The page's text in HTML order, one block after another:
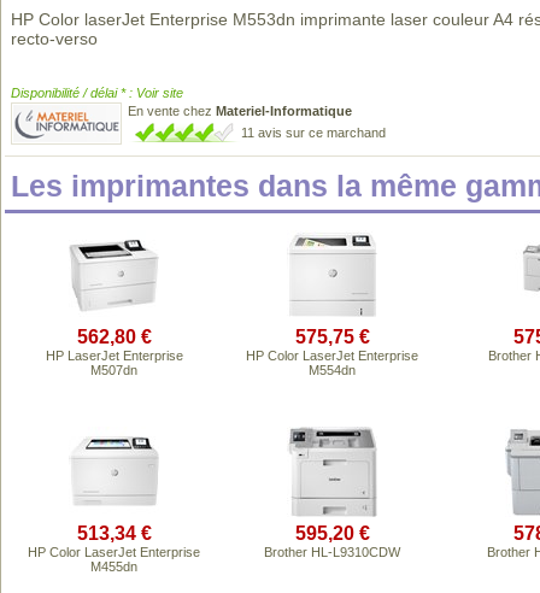
HP Color laserJet Enterprise M553dn imprimante laser couleur A4
recto-verso
Disponibilité / délai * : Voir site
En vente chez Materiel-Informatique
11 avis sur ce marchand
Les imprimantes dans la même
562,80 €
HP LaserJet Enterprise
M507dn
575,75 €
HP Color LaserJet Enterprise
M554dn
Brother
513,34 €
HP Color LaserJet Enterprise
M455dn
595,20 €
Brother HL-L9310CDW Brother